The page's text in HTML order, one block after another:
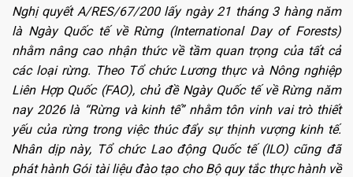
Nghị quyết A/RES/67/200 lấy ngày 21 tháng 3 hàng năm
là Ngày Quốc tế về Rừng (International Day of Forests)
nhằm nâng cao nhận thức về tầm quan trọng của tất cả
các loại rừng. Theo Tổ chức Lương thực và Nông nghiệp
Liên Hợp Quốc (FAO), chủ đề Ngày Quốc tế về Rừng năm
nay 2026 là “Rừng và kinh tế” nhằm tôn vinh vai trò thiết
yếu của rừng trong việc thúc đẩy sự thịnh vượng kinh tế.
Nhân dịp này, Tổ chức Lao động Quốc tế (ILO) cũng đã
phát hành Gói tài liệu đào tạo cho Bộ quy tắc thực hành về